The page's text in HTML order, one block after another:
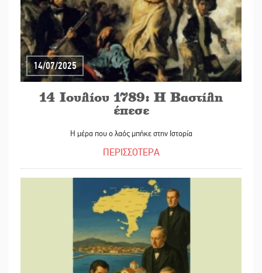
14/07/2025
14 Ιουλίου 1789: Η Βαστίλη
έπεσε
Η μέρα που ο λαός μπήκε στην Ιστορία
ΠΕΡΙΣΣΟΤΕΡΑ